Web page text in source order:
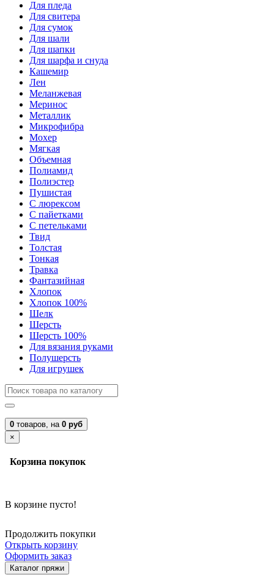
Для пледа
Для свитера
Для сумок
Для шали
Для шапки
Для шарфа и снуда
Кашемир
Лен
Меланжевая
Меринос
Металлик
Микрофибра
Мохер
Мягкая
Объемная
Полиамид
Полиэстер
Пушистая
С люрексом
С пайетками
С петельками
Твид
Толстая
Тонкая
Травка
Фантазийная
Хлопок
Хлопок 100%
Шелк
Шерсть
Шерсть 100%
Для вязания руками
Полушерсть
Для игрушек
0 товаров, на 0 руб
×
Корзина покупок
В корзине пусто!
Продолжить покупки
Открыть корзину
Оформить заказ
Каталог пряжи